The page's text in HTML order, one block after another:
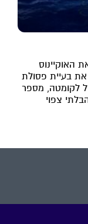
האוקיינוס
בעיית פסולת
לקומטה, מספר
צפוי